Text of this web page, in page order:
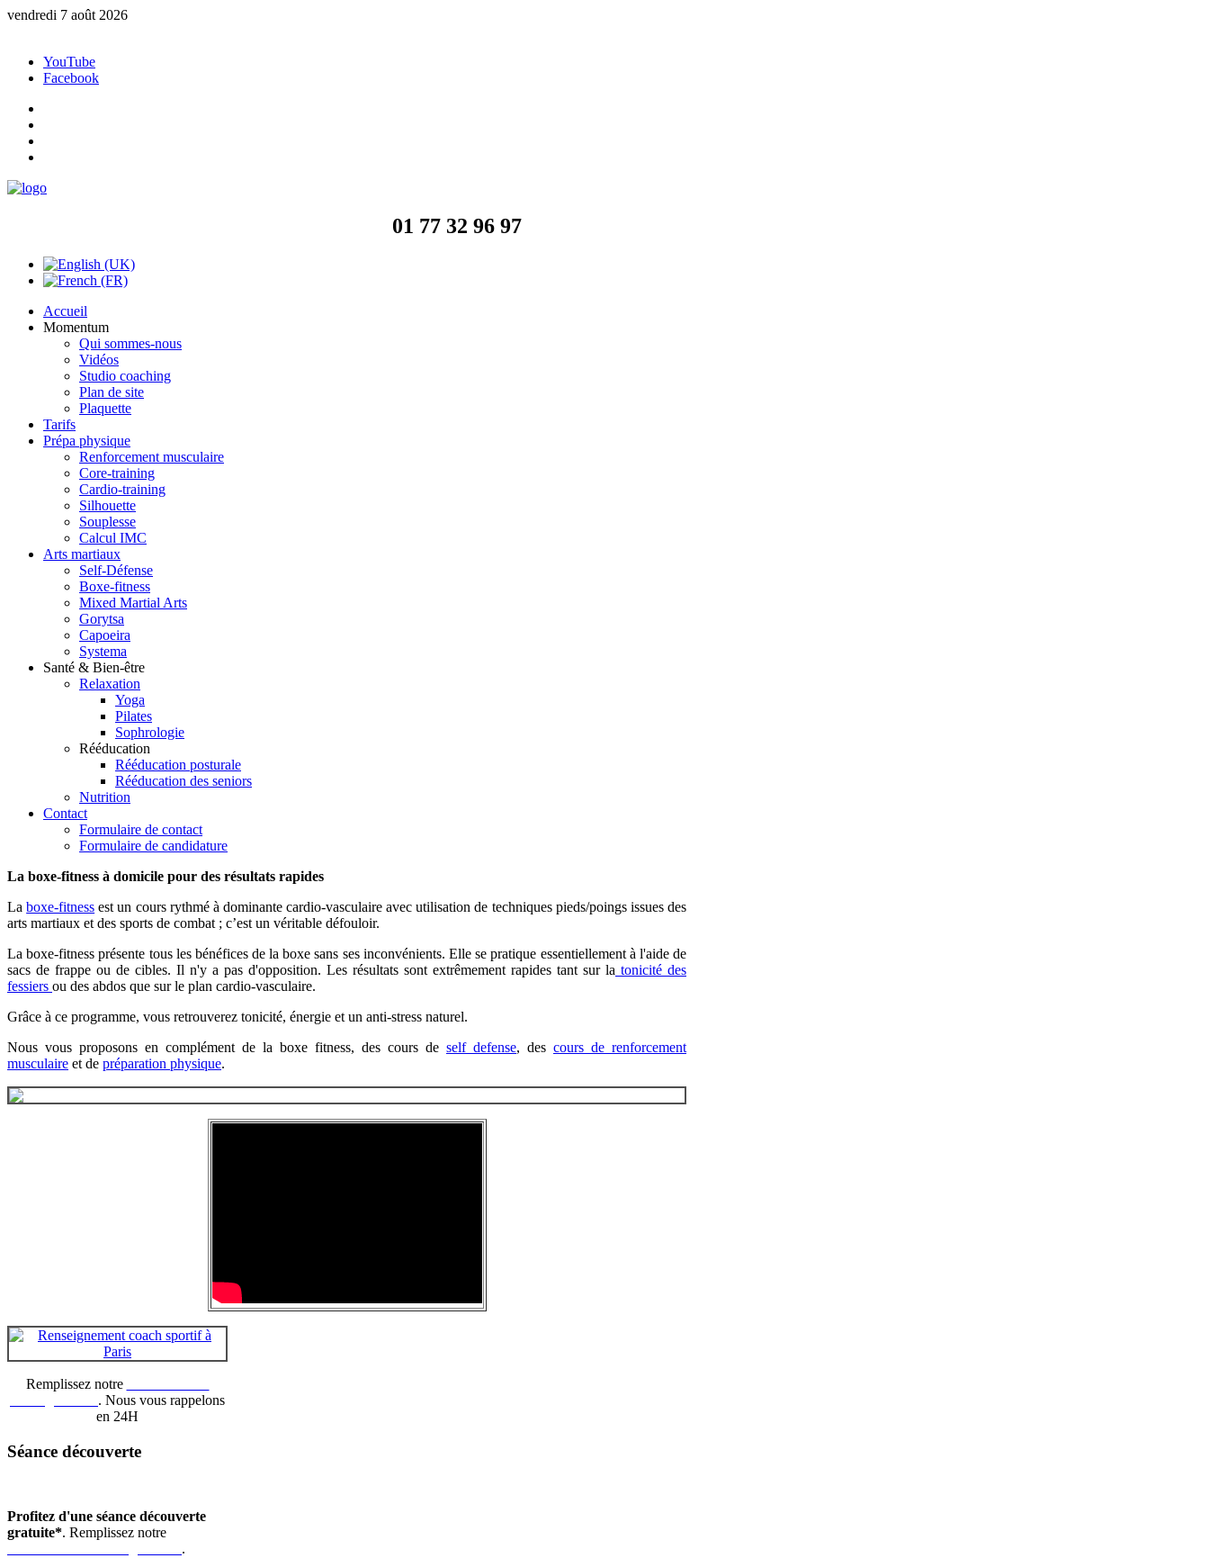
vendredi 7 août 2026
YouTube
Facebook
01 77 32 96 97
Accueil
Momentum
Qui sommes-nous
Vidéos
Studio coaching
Plan de site
Plaquette
Tarifs
Prépa physique
Renforcement musculaire
Core-training
Cardio-training
Silhouette
Souplesse
Calcul IMC
Arts martiaux
Self-Défense
Boxe-fitness
Mixed Martial Arts
Gorytsa
Capoeira
Systema
Santé & Bien-être
Relaxation
Yoga
Pilates
Sophrologie
Rééducation
Rééducation posturale
Rééducation des seniors
Nutrition
Contact
Formulaire de contact
Formulaire de candidature
La boxe-fitness à domicile pour des résultats rapides
Laboxe-fitness est un cours rythmé à dominante cardio-vasculaire avec utilisation de techniques pieds/poings issues des
arts martiaux et des sports de combat ; c’est un véritable défouloir.
La boxe-fitness présente tous les bénéfices de la boxe sans ses inconvénients. Elle se pratique essentiellement à l'aide de
sacs de frappe ou de cibles. Il n'y a pas d'opposition. Les résultats sont extrêmement rapides tant sur la tonicité des
fessiers ou des abdos que sur le plan cardio-vasculaire.
Grâce à ce programme, vous retrouverez tonicité, énergie et un anti-stress naturel.
Nous vous proposons en complément de la boxe fitness, des cours de self defense, des cours de renforcement
musculaire et de préparation physique.
Remplissez notre
. Nous vous rappelons
en 24H
Séance découverte
Profitez d'une séance découverte
gratuite*. Remplissez notre
.